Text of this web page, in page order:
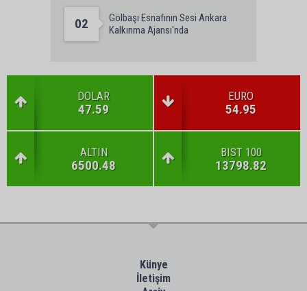
02
Gölbaşı Esnafının Sesi Ankara
Kalkınma Ajansı'nda
DOLAR
47.59
EURO
54.95
ALTIN
6500.48
BIST 100
13798.82
Künye
İletişim